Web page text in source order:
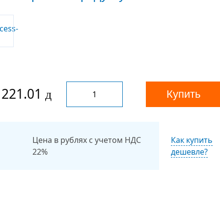
Купить
Цена в рублях с учетом НДС
22%
Как купить
дешевле?